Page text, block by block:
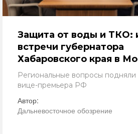
Защита от воды и ТКО:
встречи губернатора
Хабаровского края в
Региональные вопросы подняли
вице-премьера РФ
Автор:
Дальневосточное обозрение